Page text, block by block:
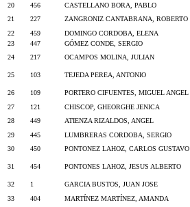
20
456 CASTELLANO BORA, PABLO
21
227 ZANGRONIZ CANTABRANA, ROBERTO
22
459 DOMINGO CORDOBA, ELENA
23
447 GÓMEZ CONDE, SERGIO
24
217 OCAMPOS MOLINA, JULIAN
25 103 TEJEDA PEREA, ANTONIO
26 109 PORTERO CIFUENTES, MIGUEL ANGEL
27
121 CHISCOP, GHEORGHE JENICA
28
449 ATIENZA RIZALDOS, ANGEL
29
445 LUMBRERAS CORDOBA, SERGIO
30
450 PONTONEZ LAHOZ, CARLOS GUSTAVO
31 454 PONTONES LAHOZ, JESUS ALBERTO
32 1 GARCIA BUSTOS, JUAN JOSE
33
404 MARTÍNEZ MARTÍNEZ, AMANDA